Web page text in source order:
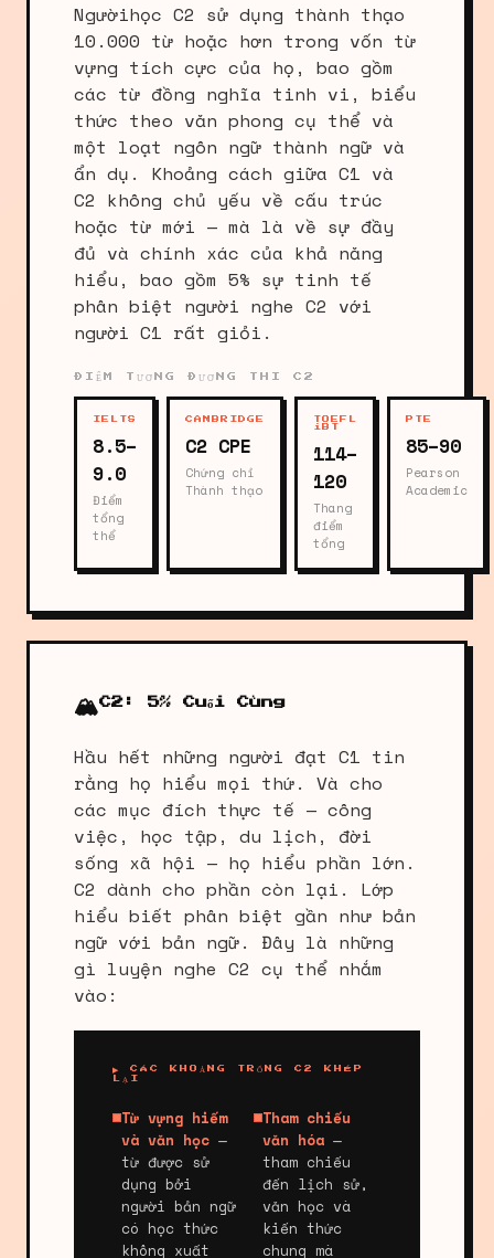
Ngườihọc C2 sử dụng thành thạo
10.000 từ hoặc hơn trong vốn từ
vựng tích cực của họ, bao gồm
các từ đồng nghĩa tinh vi, biểu
thức theo văn phong cụ thể và
một loạt ngôn ngữ thành ngữ và
ẩn dụ. Khoảng cách giữa C1 và
C2 không chủ yếu về cấu trúc
hoặc từ mới — mà là về sự đầy
đủ và chính xác của khả năng
hiểu, bao gồm 5% sự tinh tế
phân biệt người nghe C2 với
người C1 rất giỏi.
ĐIỂM TƯƠNG ĐƯƠNG THI C2
IELTS
8.5–
9.0
Điểm
tổng
thể
CAMBRIDGE
C2 CPE
Chứng chỉ
Thành thạo
TOEFL
iBT
114–
120
Thang
điểm
tổng
PTE
85–90
Pearson
Academic
🏔️C2: 5% Cuối Cùng
Hầu hết những người đạt C1 tin
rằng họ hiểu mọi thứ. Và cho
các mục đích thực tế — công
việc, học tập, du lịch, đời
sống xã hội — họ hiểu phần lớn.
C2 dành cho phần còn lại. Lớp
hiểu biết phân biệt gần như bản
ngữ với bản ngữ. Đây là những
gì luyện nghe C2 cụ thể nhắm
vào:
▶ CÁC KHOẢNG TRỐNG C2 KHÉP
LẠI
Từ vựng hiếm
và văn học —
từ được sử
dụng bởi
người bản ngữ
có học thức
không xuất
Tham chiếu
văn hóa —
tham chiếu
đến lịch sử,
văn học và
kiến thức
chung mà